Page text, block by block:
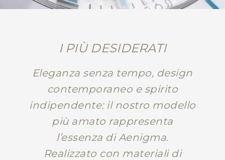
I PIÙ DESIDERATI
Eleganza senza tempo, design
contemporaneo e spirito
indipendente: il nostro modello
più amato rappresenta
l’essenza di Aenigma.
Realizzato con materiali di